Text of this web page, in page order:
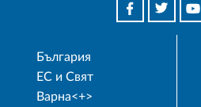
България
ЕС и Свят
Варна<+>